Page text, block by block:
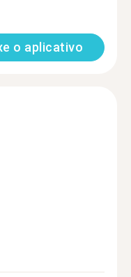
o aplicativo